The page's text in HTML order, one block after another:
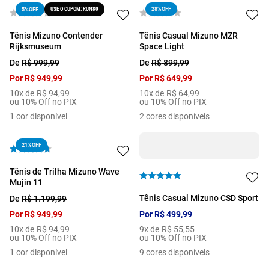
5%OFF USE O CUPOM: RUN80
Tênis Mizuno Contender
Rijksmuseum
De R$999,99
PorR$949,99
10x de R$ 94,99
ou 10% Off no PIX
1 cor disponível
28%OFF
Tênis Casual Mizuno MZR
Space Light
DeR$899,99
PorR$ 649,99
10x de R$ 64,99
ou 10% Off no PIX
2 cores disponíveis
21%OFF
Tênis de Trilha Mizuno Wave
Mujin 11
De R$1.199,99
PorR$949,99
10x de R$ 94,99
ou 10% Off no PIX
1 cor disponível
Tênis Casual Mizuno CSD Sport
PorR$ 499,99
9x de R$ 55,55
ou 10% Off no PIX
9 cores disponíveis